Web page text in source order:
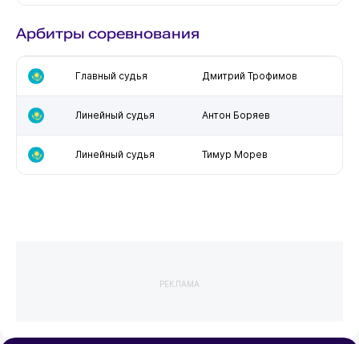
Арбитры соревнования
Главный судья Дмитрий Трофимов
Линейный судья Антон Боряев
Линейный судья Тимур Морев
РЕКЛАМА